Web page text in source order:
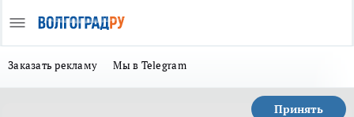
Заказать рекламу Мы в Telegram
Принять